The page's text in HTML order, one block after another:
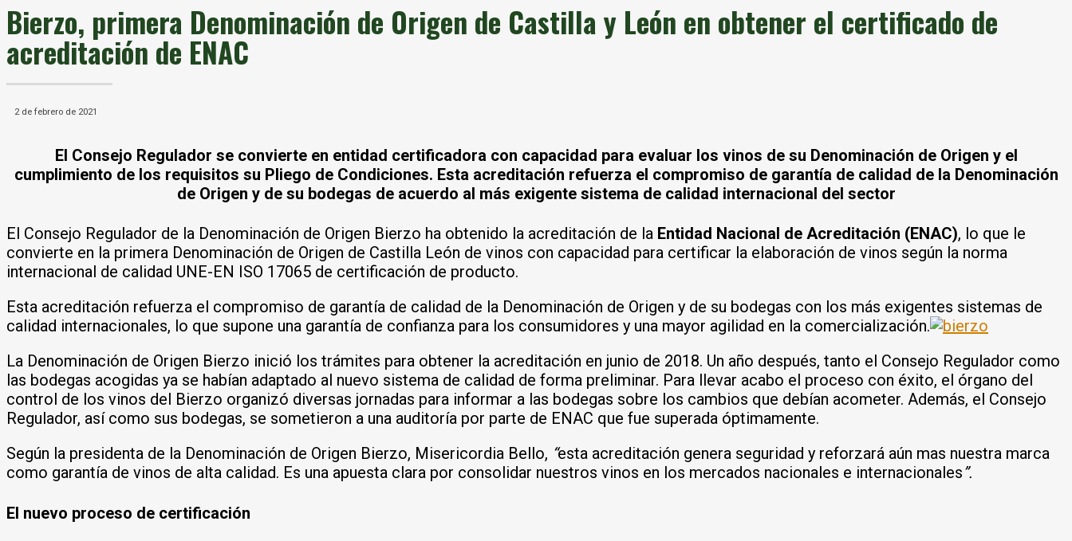
Bierzo, primera Denominación de Origen de Castilla y León en obtener el certificado de
acreditación de ENAC
2 de febrero de 2021
El Consejo Regulador se convierte en entidad certificadora con capacidad para evaluar los vinos de su Denominación de Origen y el
cumplimiento de los requisitos su Pliego de Condiciones. Esta acreditación refuerza el compromiso de garantía de calidad de la Denominación
de Origen y de su bodegas de acuerdo al más exigente sistema de calidad internacional del sector
El Consejo Regulador de la Denominación de Origen Bierzo ha obtenido la acreditación de la Entidad Nacional de Acreditación (ENAC), lo que le
convierte en la primera Denominación de Origen de Castilla León de vinos con capacidad para certificar la elaboración de vinos según la norma
internacional de calidad UNE-EN ISO 17065 de certificación de producto.
Esta acreditación refuerza el compromiso de garantía de calidad de la Denominación de Origen y de su bodegas con los más exigentes sistemas de
calidad internacionales, lo que supone una garantía de confianza para los consumidores y una mayor agilidad en la comercialización.
La Denominación de Origen Bierzo inició los trámites para obtener la acreditación en junio de 2018. Un año después, tanto el Consejo Regulador como
las bodegas acogidas ya se habían adaptado al nuevo sistema de calidad de forma preliminar. Para llevar acabo el proceso con éxito, el órgano del
control de los vinos del Bierzo organizó diversas jornadas para informar a las bodegas sobre los cambios que debían acometer. Además, el Consejo
Regulador, así como sus bodegas, se sometieron a una auditoría por parte de ENAC que fue superada óptimamente.
Según la presidenta de la Denominación de Origen Bierzo, Misericordia Bello, “esta acreditación genera seguridad y reforzará aún mas nuestra marca
como garantía de vinos de alta calidad. Es una apuesta clara por consolidar nuestros vinos en los mercados nacionales e internacionales”.
El nuevo proceso de certificación